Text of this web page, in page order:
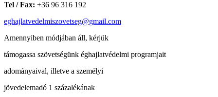
Tel / Fax: +36 96 316 192
eghajlatvedelmiszovetseg@gmail.com
Amennyiben módjában áll, kérjük
támogassa szövetségünk éghajlatvédelmi programjait
adományaival, illetve a személyi
jövedelemadó 1 százalékának